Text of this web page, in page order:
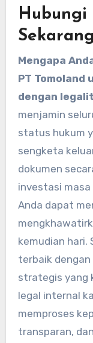
Hubungi
Mengapa
PT
dengan
menjamin
status hukum
sengketa
dokumen
investasi masa
Anda dapat
kemudian hari.
terbaik
strategis yang
legal internal
memproses
transparan,